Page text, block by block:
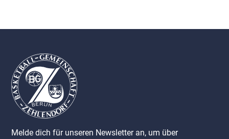
Melde dich für unseren Newsletter an, um über